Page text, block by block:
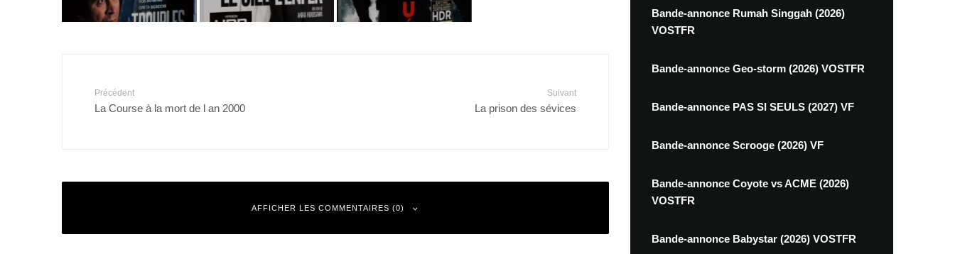
Précédent
La Course à la mort de l an 2000
Suivant
La prison des sévices
AFFICHER LES COMMENTAIRES (0)
Bande-annonce Rumah Singgah (2026)
VOSTFR
Bande-annonce Geo-storm (2026) VOSTFR
Bande-annonce PAS SI SEULS (2027) VF
Bande-annonce Scrooge (2026) VF
Bande-annonce Coyote vs ACME (2026)
VOSTFR
Bande-annonce Babystar (2026) VOSTFR